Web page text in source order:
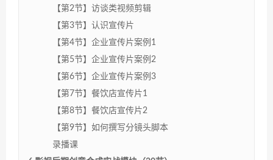
【第2节】访谈类视频剪辑
【第3节】认识宣传片
【第4节】企业宣传片案例1
【第5节】企业宣传片案例2
【第6节】企业宣传片案例3
【第7节】餐饮店宣传片1
【第8节】餐饮店宣传片2
【第9节】如何撰写分镜头脚本
录播课